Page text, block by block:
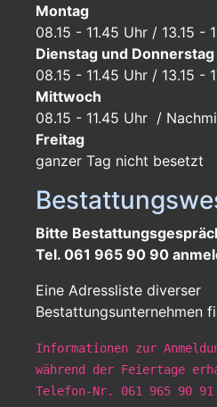
Montag
08.15 - 11.45 Uhr / 13.15 -
Dienstag und Donnerstag
08.15 - 11.45 Uhr / 13.15 -
Mittwoch
08.15 - 11.45 Uhr /
Freitag
ganzer Tag nicht besetzt
Bitte
Tel. 061 965 90 90
Eine Adressliste diverser
Bestattungsunternehmen
Informationen zur
während der Feiertage
Telefon-Nr. 061 965 90